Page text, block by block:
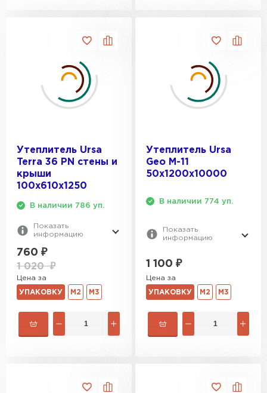
Утеплитель Ursa
Terra 36 PN cтены и
крыши
100х610х1250
В наличии 786 уп.
Показать
информацию
760 ₽
1 020₽
Цена за
УПАКОВКУ М2 М3
Утеплитель Ursa
Geo М-11
50х1200х10000
В наличии 774 уп.
Показать
информацию
1 100 ₽
Цена за
УПАКОВКУ М2 М3